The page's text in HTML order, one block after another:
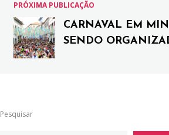
PRÓXIMA PUBLICAÇÃO
CARNAVAL EM
SENDO
Pesquisar